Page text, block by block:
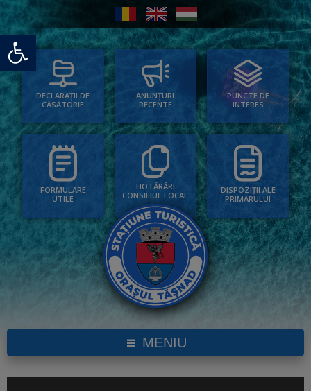
Deschide bara de unelte
DECLARAȚII DE
CĂSĂTORIE
ANUNȚURI
RECENTE
PUNCTE DE
INTERES
FORMULARE
UTILE
HOTĂRÂRI
CONSILIUL LOCAL
DISPOZIȚII ALE
PRIMARULUI
MENIU